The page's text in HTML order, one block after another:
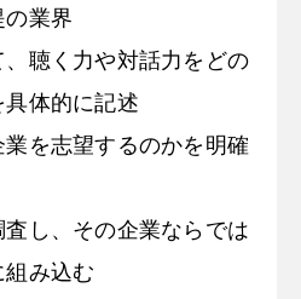
の業界
聴く力や対話力をどの
体的に記述
業を志望するのかを明確
し、その企業ならでは
み込む